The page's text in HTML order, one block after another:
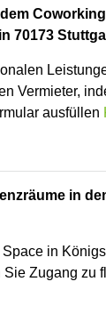
70173
Vermieter,
ausfüllen
in
Space in
Zugang zu